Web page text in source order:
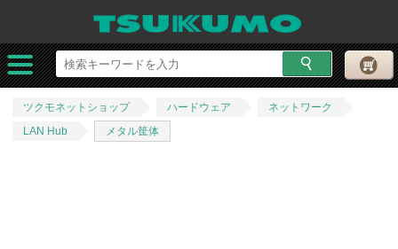
ツクモネットショップ ハードウェア
ネットワーク
LAN Hub
メタル筐体